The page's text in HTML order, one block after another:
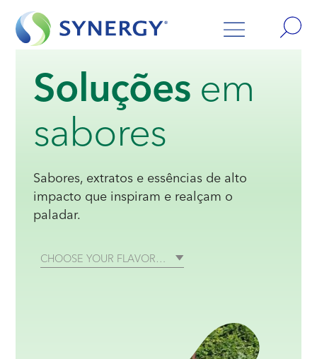
Soluçõesem
sabores
Sabores, extratos e essências de alto
impacto que inspiram e realçam o
paladar.
CHOOSE YOUR FLAVOR…